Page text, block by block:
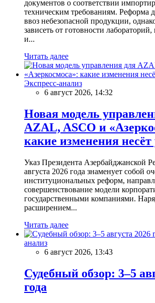
документов о соответствии
техническим требованиям. Реформа
ввоз небезопасной продукции, однако
зависеть от готовности
и...
Читать далее
Экспресс-анализ
6 август 2026, 14:32
Новая модель
AZAL, ASCO и
какие изменения несёт
Указ Президента Азербайджанской
августа 2026 года знаменует собой
институциональных реформ,
совершенствование модели
государственными компаниями.
расширением...
Читать далее
анализ
6 август 2026, 13:43
Судебный обзор: 3–5
года